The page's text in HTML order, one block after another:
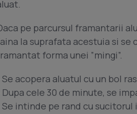
pe parcursul framantarii
la suprafata acestuia si se
forma unei ”mingi”.
Se acopera aluatul cu un bol
Dupa cele 30 de minute, se
Se intinde pe rand cu